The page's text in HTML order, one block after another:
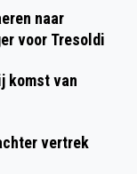
naar
voor Tresoldi
komst van
vertrek